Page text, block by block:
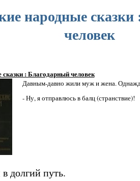
народные
человек
: Благодарный человек
Давным-давно жили муж и жена.
- Ну, я отправлюсь в балц (странствие)!
долгий путь.